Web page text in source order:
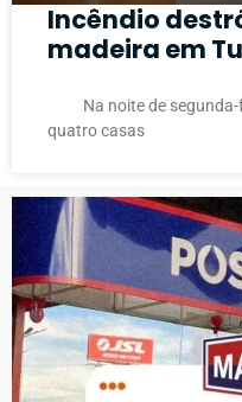
Incêndio
madeira em
Na noite de segunda-
quatro casas